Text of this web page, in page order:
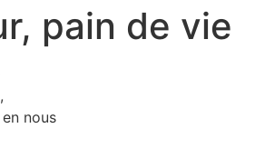
pain de vie
nous